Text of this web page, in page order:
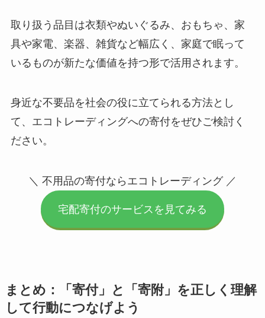
取り扱う品目は衣類やぬいぐるみ、おもちゃ、家
具や家電、楽器、雑貨など幅広く、家庭で眠って
いるものが新たな価値を持つ形で活用されます。
身近な不要品を社会の役に立てられる方法とし
て、エコトレーディングへの寄付をぜひご検討く
ださい。
＼ 不用品の寄付ならエコトレーディング ／
宅配寄付のサービスを見てみる
まとめ：「寄付」と「寄附」を正しく理解
して行動につなげよう